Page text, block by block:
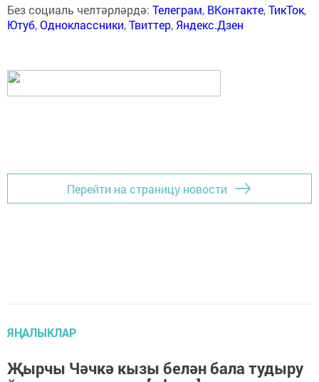
Без социаль челтәрләрдә: Телеграм, ВКонтакте,ТикТок,
Ютуб,Одноклассники,Твиттер, Яндекс.Дзен
Перейти на страницу новости
ЯҢАЛЫКЛАР
Җырчы Чәчкә кызы белән бала тудыру